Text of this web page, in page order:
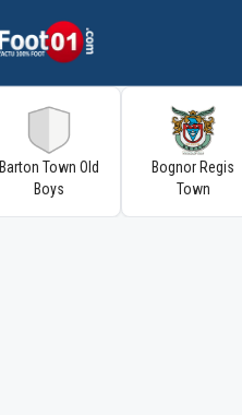
Barton Town Old
Boys
Bognor Regis
Town